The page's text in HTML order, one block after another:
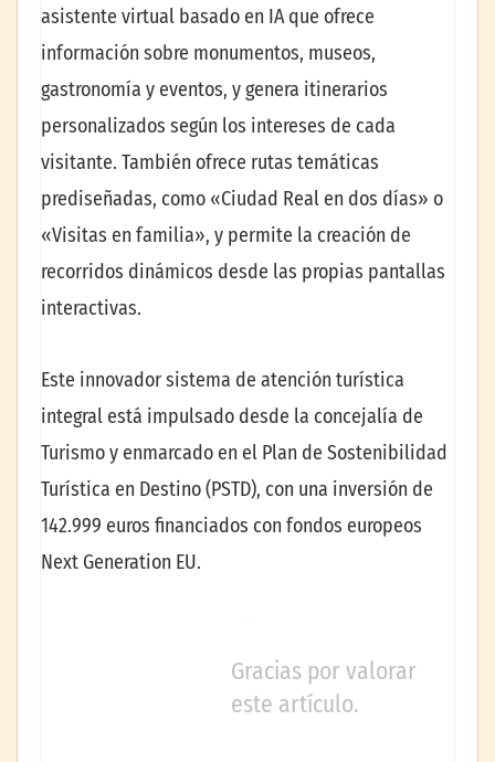
asistente virtual basado en IA que ofrece
información sobre monumentos, museos,
gastronomía y eventos, y genera itinerarios
personalizados según los intereses de cada
visitante. También ofrece rutas temáticas
prediseñadas, como «Ciudad Real en dos días» o
«Visitas en familia», y permite la creación de
recorridos dinámicos desde las propias pantallas
interactivas.
Este innovador sistema de atención turística
integral está impulsado desde la concejalía de
Turismo y enmarcado en el Plan de Sostenibilidad
Turística en Destino (PSTD), con una inversión de
142.999 euros financiados con fondos europeos
Next Generation EU.
Gracias por valorar
este artículo.